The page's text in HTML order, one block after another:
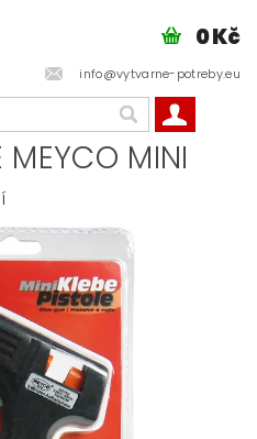
info@vytvarne-potreby.eu
0 Kč
MEYCO MINI